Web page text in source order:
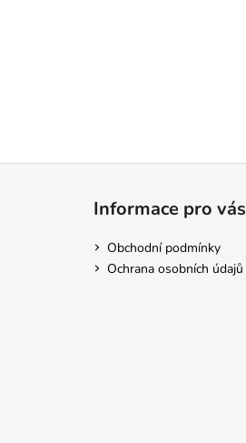
Informace pro vás
Obchodní podmínky
Ochrana osobních údajů